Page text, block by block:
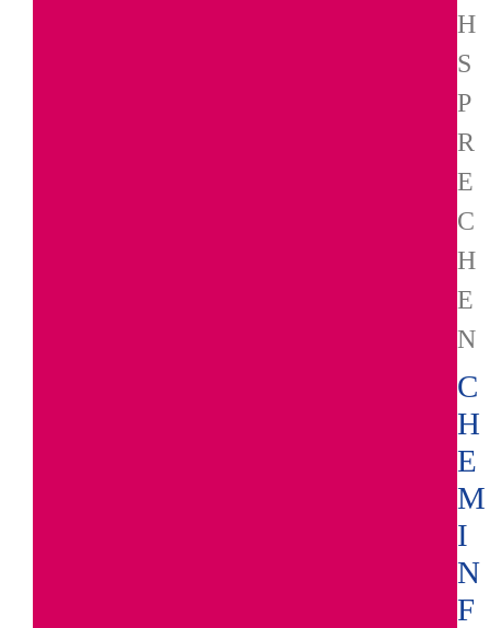
C
H
E
M
I
N
F
H
S
P
R
E
C
H
E
N